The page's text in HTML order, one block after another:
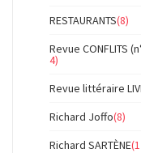
RESTAURANTS(8)
Revue CONFLITS
4)
Revue littéraire
Richard Joffo(8)
Richard SARTÈNE